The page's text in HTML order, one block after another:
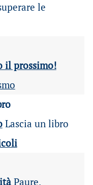
le
il prossimo!
Lascia un libro
Paure,